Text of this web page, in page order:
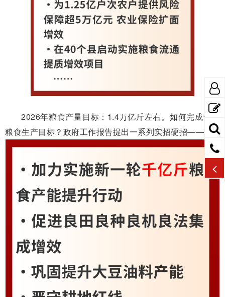
2026年粮食产量目标：1.4万亿斤左右。如何完成全年
粮食生产目标？政府工作报告提出一系列实招硬招——